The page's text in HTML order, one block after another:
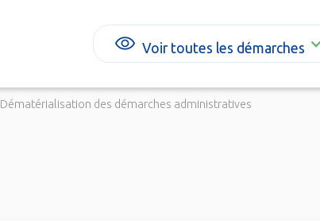
Voir toutes les démarches
Dématérialisation des démarches administratives